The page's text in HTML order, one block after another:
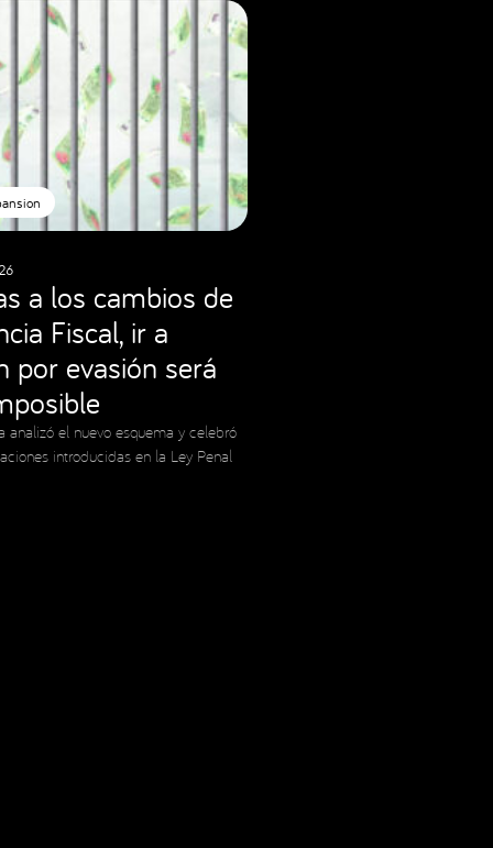
a los cambios de
Fiscal, ir a
por evasión será
analizó el nuevo esquema y celebró
introducidas en la Ley Penal